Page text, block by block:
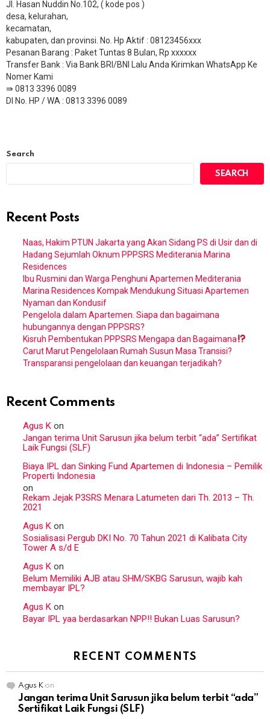
Jl. Hasan Nuddin No.102, ( kode pos )
desa, kelurahan,
kecamatan,
kabupaten, dan provinsi. No. Hp Aktif : 08123456xxx
Pesanan Barang : Paket Tuntas 8 Bulan, Rp xxxxxx
​Transfer Bank : Via Bank BRI/BNI Lalu Anda Kirimkan WhatsApp Ke
Nomer Kami
⇛ 0813 3396 0089
DI No. HP / WA : 0813 3396 0089
Search
SEARCH
Recent Posts
Naas, Hakim PTUN Jakarta yang Akan Sidang PS di Usir dan di
Hadang Sejumlah Oknum PPPSRS Mediterania Marina
Residences
Ibu Rusmini dan Warga Penghuni Apartemen Mediterania
Marina Residences Kompak Mendukung Situasi Apartemen
Nyaman dan Kondusif
Pengelola dalam Apartemen. Siapa dan bagaimana
hubungannya dengan PPPSRS?
Kisruh Pembentukan PPPSRS Mengapa dan Bagaimana
Carut Marut Pengelolaan Rumah Susun Masa Transisi?
Transparansi pengelolaan dan keuangan terjadikah?
Recent Comments
Agus K on
Jangan terima Unit Sarusun jika belum terbit “ada” Sertifikat
Laik Fungsi (SLF)
Biaya IPL dan Sinking Fund Apartemen di Indonesia – Pemilik
Properti Indonesia
on
Rekam Jejak P3SRS Menara Latumeten dari Th. 2013 – Th.
2021
Agus K on
Sosialisasi Pergub DKI No. 70 Tahun 2021 di Kalibata City
Tower A s/d E
Agus K on
Belum Memiliki AJB atau SHM/SKBG Sarusun, wajib kah
membayar IPL?
Agus K on
Bayar IPL yaa berdasarkan NPP!! Bukan Luas Sarusun?
RECENT COMMENTS
Agus Kon
Jangan terima Unit Sarusun jika belum terbit “ada”
Sertifikat Laik Fungsi (SLF)